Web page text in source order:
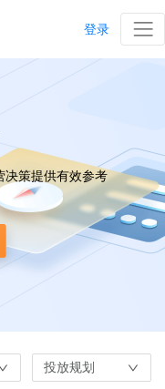
登录
决策提供有效参考
投放规划